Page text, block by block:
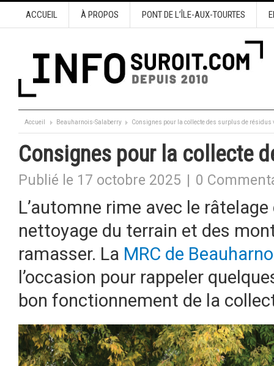
ACCUEIL À PROPOS PONT DE L’ÎLE-AUX-TOURTES
Accueil Beauharnois-Salaberry Consignes pour la collecte des surplus de résidus
Consignes pour la collecte
Publié le 17 octobre 2025 0
L’automne rime avec le
nettoyage du terrain et des
ramasser. La MRC de
l’occasion pour rappeler
bon fonctionnement de la